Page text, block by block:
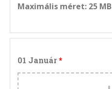
Maximális méret: 25 MB
01 Január